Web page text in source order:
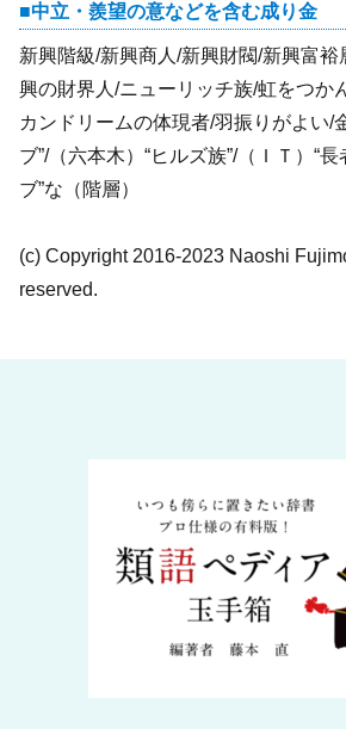
中立・羨望の意などを含む成り金
新興階級/新興商人/新興財閥/新興富裕
興の財界人/ニューリッチ族/虹をつか
カンドリームの体現者/羽振りがよい/
ブ”/（六本木）“ヒルズ族”/（ＩＴ）“長
ブ”な（階層）
(c) Copyright 2016-2023 Naoshi
reserved.